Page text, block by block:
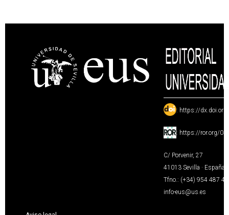
: https://
: https://ror.org/
C/ Porvenir, 27
41013 Sevilla · España
Tfno.: (+34) 954 487
info-eus@us.es